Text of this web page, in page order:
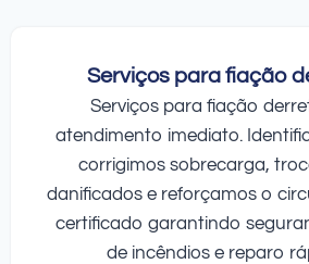
Serviços para fiação
Serviços para fiação
atendimento imediato.
corrigimos sobrecarga,
danificados e reforçamos o
certificado garantindo
de incêndios e reparo